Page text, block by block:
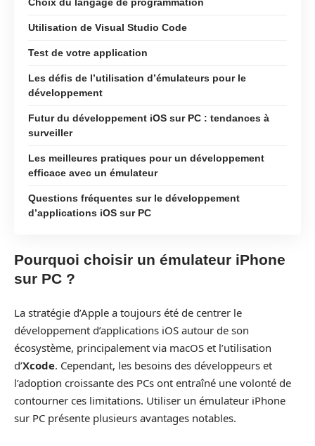
Utilisation de Visual Studio Code
Test de votre application
Les défis de l’utilisation d’émulateurs pour le
développement
Futur du développement iOS sur PC : tendances à
surveiller
Les meilleures pratiques pour un développement
efficace avec un émulateur
Questions fréquentes sur le développement
d’applications iOS sur PC
Pourquoi choisir un émulateur iPhone
sur PC ?
La stratégie d’Apple a toujours été de centrer le
développement d’applications iOS autour de son
écosystème, principalement via macOS et l’utilisation
d’Xcode. Cependant, les besoins des développeurs et
l’adoption croissante des PCs ont entraîné une volonté de
contourner ces limitations. Utiliser un émulateur iPhone
sur PC présente plusieurs avantages notables.